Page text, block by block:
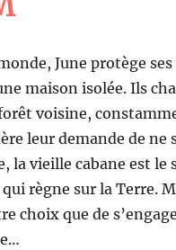
June protège
maison isolée. Ils
voisine,
leur demande de
la vieille cabane est
règne sur la Terre.
choix que de